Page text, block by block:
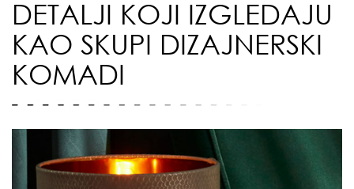
DETALJI KOJI IZGLEDAJU
KAO SKUPI DIZAJNERSKI
KOMADI